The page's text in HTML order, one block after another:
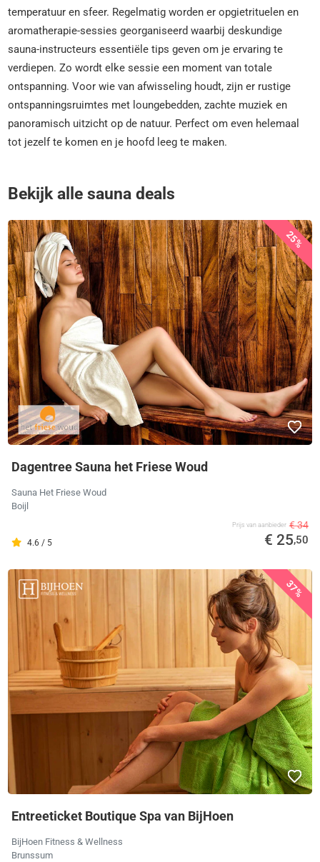
temperatuur en sfeer. Regelmatig worden er opgietrituelen en
aromatherapie-sessies georganiseerd waarbij deskundige
sauna-instructeurs essentiële tips geven om je ervaring te
verdiepen. Zo wordt elke sessie een moment van totale
ontspanning. Voor wie van afwisseling houdt, zijn er rustige
ontspanningsruimtes met loungebedden, zachte muziek en
panoramisch uitzicht op de natuur. Perfect om even helemaal
tot jezelf te komen en je hoofd leeg te maken.
Bekijk alle sauna deals
25%
Dagentree Sauna het Friese Woud
Sauna Het Friese Woud
Boijl
4.6 / 5
Prijs van aanbieder € 34
€ 25,50
37%
Entreeticket Boutique Spa van BijHoen
BijHoen Fitness & Wellness
Brunssum